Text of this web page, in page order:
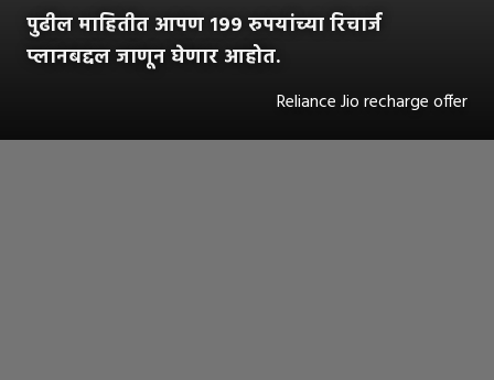
पुढील माहितीत आपण १९९ रुपयांच्या रिचार्ज
प्लानबद्दल जाणून घेणार आहोत.
Reliance Jio recharge offer